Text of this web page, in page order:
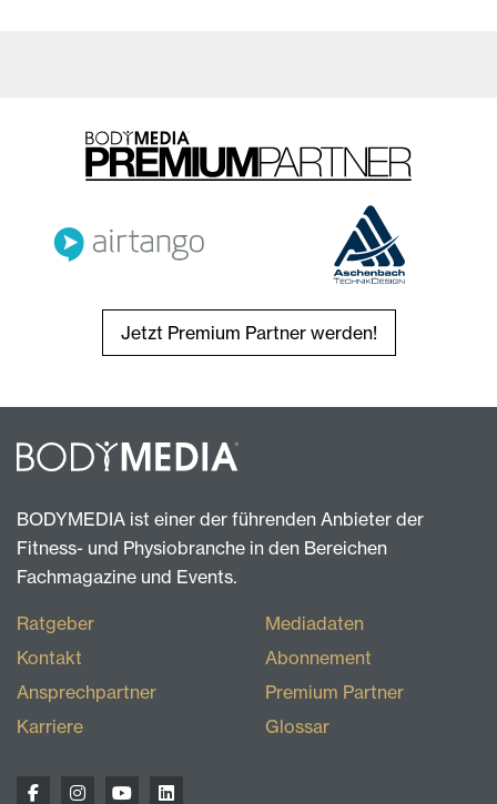
Jetzt Premium Partner werden!
BODYMEDIA ist einer der führenden Anbieter der
Fitness- und Physiobranche in den Bereichen
Fachmagazine und Events.
Ratgeber
Kontakt
Ansprechpartner
Karriere
Mediadaten
Abonnement
Premium Partner
Glossar